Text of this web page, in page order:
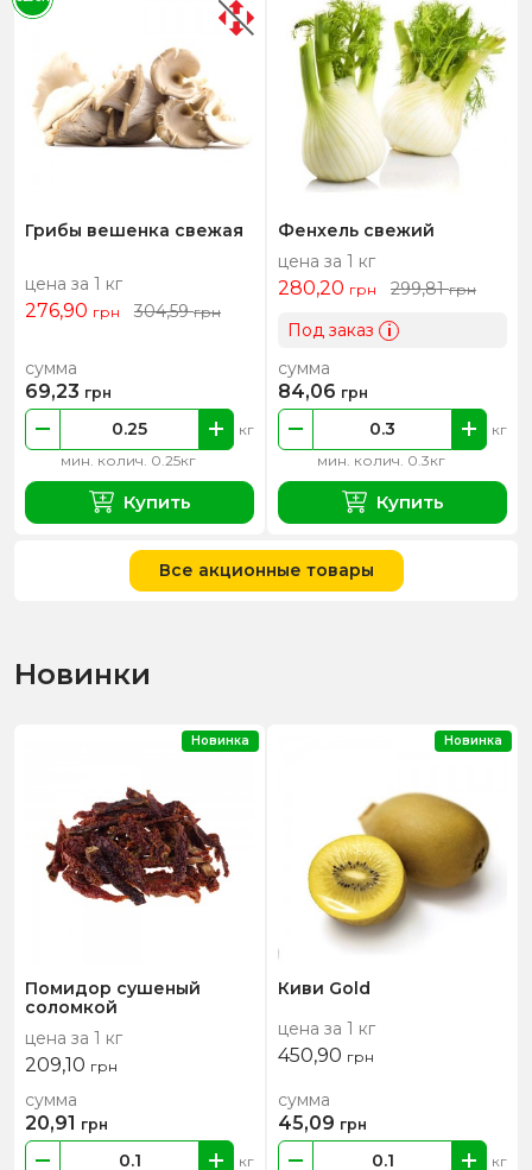
Грибы вешенка свежая
цена за 1 кг
276,90 грн 304,59грн
мин. колич. 0.25кг
кг
сумма
69,23 грн
Купить
Фенхель свежий
цена за 1 кг
280,20 грн 299,81грн
Под заказ i
мин. колич. 0.3кг
кг
сумма
84,06 грн
Купить
Все акционные товары
Новинки
Помидор сушеный
соломкой
цена за 1 кг
209,10 грн
кг
сумма
20,91 грн
Новинка
Киви Gold
цена за 1 кг
450,90 грн
кг
сумма
45,09 грн
Новинка